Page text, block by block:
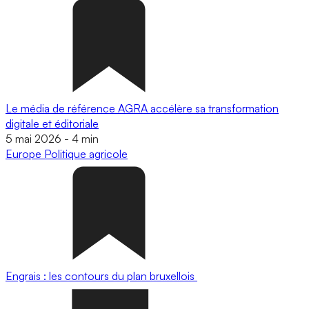
Le média de référence AGRA accélère sa transformation
digitale et éditoriale
5 mai 2026 - 4 min
Europe Politique agricole
Engrais : les contours du plan bruxellois